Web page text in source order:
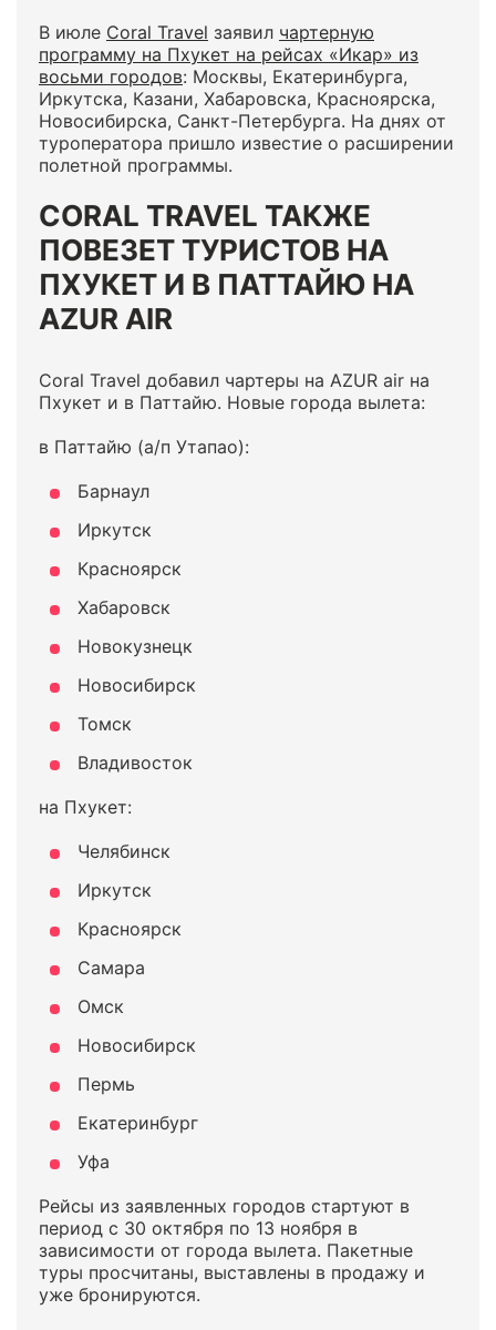
В июле Coral Travel заявил чартерную
программу на Пхукет на рейсах «Икар» из
восьми городов: Москвы, Екатеринбурга,
Иркутска, Казани, Хабаровска, Красноярска,
Новосибирска, Санкт-Петербурга. На днях от
туроператора пришло известие о расширении
полетной программы.
CORAL TRAVEL ТАКЖЕ
ПОВЕЗЕТ ТУРИСТОВ НА
ПХУКЕТ И В ПАТТАЙЮ НА
AZUR AIR
Coral Travel добавил чартеры на AZUR air на
Пхукет и в Паттайю. Новые города вылета:
в Паттайю (а/п Утапао):
Барнаул
Иркутск
Красноярск
Хабаровск
Новокузнецк
Новосибирск
Томск
Владивосток
на Пхукет:
Челябинск
Иркутск
Красноярск
Самара
Омск
Новосибирск
Пермь
Екатеринбург
Уфа
Рейсы из заявленных городов стартуют в
период с 30 октября по 13 ноября в
зависимости от города вылета. Пакетные
туры просчитаны, выставлены в продажу и
уже бронируются.